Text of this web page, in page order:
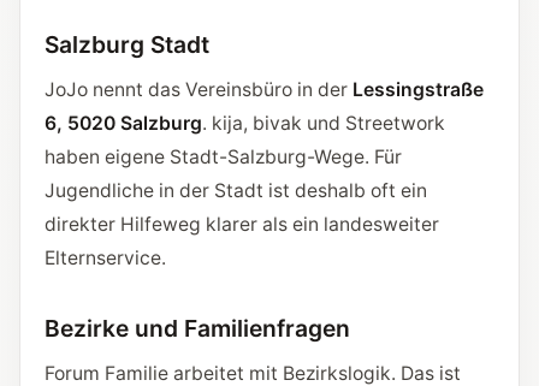
Salzburg Stadt
JoJo nennt das Vereinsbüro in der Lessingstraße
6, 5020 Salzburg. kija, bivak und Streetwork
haben eigene Stadt-Salzburg-Wege. Für
Jugendliche in der Stadt ist deshalb oft ein
direkter Hilfeweg klarer als ein landesweiter
Elternservice.
Bezirke und Familienfragen
Forum Familie arbeitet mit Bezirkslogik. Das ist